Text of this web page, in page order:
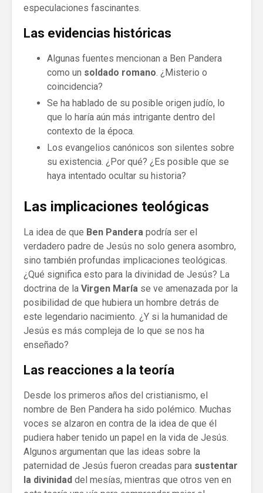
especulaciones fascinantes.
Las evidencias históricas
Algunas fuentes mencionan a Ben Pandera
como un soldado romano . ¿Misterio o
coincidencia?
Se ha hablado de su posible origen judío, lo
que lo haría aún más intrigante dentro del
contexto de la época.
Los evangelios canónicos son silentes sobre
su existencia. ¿Por qué? ¿Es posible que se
haya intentado ocultar su historia?
Las implicaciones teológicas
La idea de que Ben Pandera podría ser el
verdadero padre de Jesús no solo genera asombro,
sino también profundas implicaciones teológicas.
¿Qué significa esto para la divinidad de Jesús? La
doctrina de la Virgen María se ve amenazada por la
posibilidad de que hubiera un hombre detrás de
este legendario nacimiento. ¿Y si la humanidad de
Jesús es más compleja de lo que se nos ha
enseñado?
Las reacciones a la teoría
Desde los primeros años del cristianismo, el
nombre de Ben Pandera ha sido polémico. Muchas
voces se alzaron en contra de la idea de que él
pudiera haber tenido un papel en la vida de Jesús.
Algunos argumentan que las ideas sobre la
paternidad de Jesús fueron creadas para sustentar
la divinidad del mesías, mientras que otros ven en